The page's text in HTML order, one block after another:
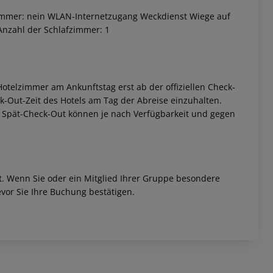
nein WLAN-Internetzugang Weckdienst Wiege auf
der Schlafzimmer: 1
am Ankunftstag erst ab der offiziellen Check-
Out-Zeit des Hotels am Tag der Abreise einzuhalten.
Check-Out können je nach Verfügbarkeit und gegen
Sie oder ein Mitglied Ihrer Gruppe besondere
Sie Ihre Buchung bestätigen.